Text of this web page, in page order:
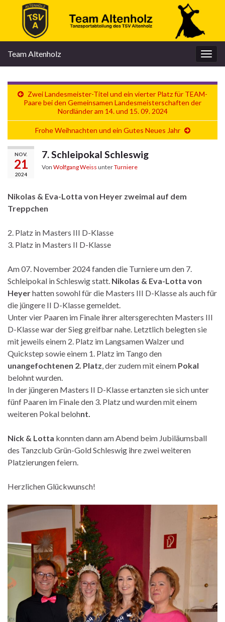
Team Altenholz
Zwei Landesmeister-Titel und ein vierter Platz für TEAM-
Paare bei den Gemeinsamen Landesmeisterschaften der
Nordländer am 14. und 15. 09. 2024
Frohe Weihnachten und ein Gutes Neues Jahr
NOV.
21
2024
7. Schleipokal Schleswig
Von Wolfgang Weiss unterTurniere
Nikolas & Eva-Lotta von Heyer zweimal auf dem
Treppchen
2. Platz in Masters III D-Klasse
3. Platz in Masters II D-Klasse
Am 07. November 2024 fanden die Turniere um den 7.
Schleipokal in Schleswig statt. Nikolas & Eva-Lotta von
Heyerhatten sowohl für die Masters III D-Klasse als auch für
die jüngere II D-Klasse gemeldet.
Unter vier Paaren im Finale ihrer altersgerechten Masters III
D-Klasse war der Sieg greifbar nahe. Letztlich belegten sie
mit jeweils einem 2. Platz im Langsamen Walzer und
Quickstep sowie einem 1. Platz im Tango den
unangefochtenen 2. Platz, der zudem mit einem Pokal
belohnt wurden.
In der jüngeren Masters II D-Klasse ertanzten sie sich unter
fünf Paaren im Finale den 3. Platz und wurden mit einem
weiteren Pokal belohnt.
Nick & Lotta konnten dann am Abend beim Jubiläumsball
des Tanzclub Grün-Gold Schleswig ihre zwei weiteren
Platzierungen feiern.
Herzlichen Glückwunsch!